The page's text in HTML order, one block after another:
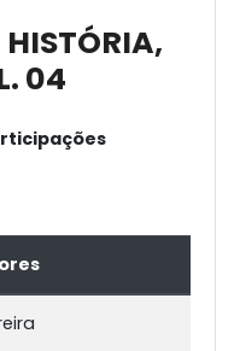
04